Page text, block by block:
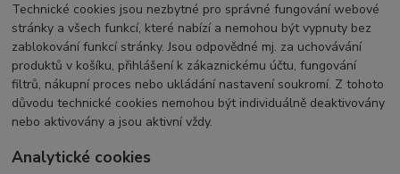
Technické cookies jsou nezbytné pro správné fungování webové
stránky a všech funkcí, které nabízí a nemohou být vypnuty bez
zablokování funkcí stránky. Jsou odpovědné mj. za uchovávání
produktů v košíku, přihlášení k zákaznickému účtu, fungování
filtrů, nákupní proces nebo ukládání nastavení soukromí. Z tohoto
důvodu technické cookies nemohou být individuálně deaktivovány
nebo aktivovány a jsou aktivní vždy.
Analytické cookies